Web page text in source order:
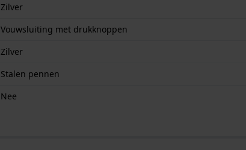
Zilver
Vouwsluiting met drukknoppen
Zilver
Stalen pennen
Nee